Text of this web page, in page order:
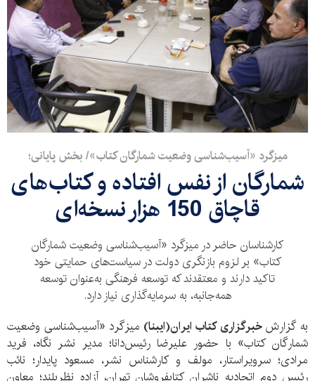
میزگرد «آسیب‌شناسی وضعیت شمارگان کتاب»/ بخش پایانی؛
شمارگان از نفس افتاده و کتاب‌های
قاچاق 150 هزار نسخه‌ای
کارشناسان حاضر در میزگرد «آسیب‌شناسی وضعیت شمارگان
کتاب» بر لزوم بازنگری دولت در سیاست‌های حمایتی خود
تاکید دارند و معتقدند که توسعه فرهنگی به‌عنوان توسعه
همه‌جانبه، به سرمایه‌گذاری نیاز دارد.
به گزارشخبرگزاری کتاب ایران‌(ایبنا) میزگرد «آسیب‌شناسی وضعیت
شمارگان کتاب» با حضور علیرضا رئیس‌دانا؛ مدیر نشر نگاه،‌ فرید
مرادی؛ سرویراستار، مولف و کارشناس نشر، مسعود پایدار؛ نائب